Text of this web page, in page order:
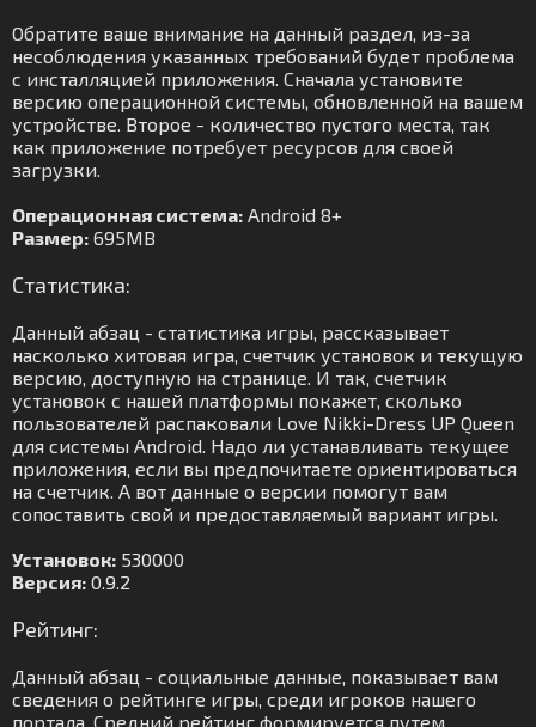
Обратите ваше внимание на данный раздел, из-за
несоблюдения указанных требований будет проблема
с инсталляцией приложения. Сначала установите
версию операционной системы, обновленной на вашем
устройстве. Второе - количество пустого места, так
как приложение потребует ресурсов для своей
загрузки.
Операционная система: Android 8+
Размер: 695MB
Статистика:
Данный абзац - статистика игры, рассказывает
насколько хитовая игра, счетчик установок и текущую
версию, доступную на странице. И так, счетчик
установок с нашей платформы покажет, сколько
пользователей распаковали Love Nikki-Dress UP Queen
для системы Android. Надо ли устанавливать текущее
приложения, если вы предпочитаете ориентироваться
на счетчик. А вот данные о версии помогут вам
сопоставить свой и предоставляемый вариант игры.
Установок: 530000
Версия: 0.9.2
Рейтинг:
Данный абзац - социальные данные, показывает вам
сведения о рейтинге игры, среди игроков нашего
портала. Средний рейтинг формируется путем